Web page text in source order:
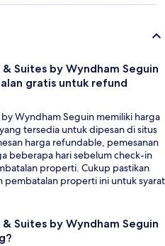
Suites by Wyndham Seguin
gratis untuk refund
by Wyndham Seguin memiliki harga
tersedia untuk dipesan di situs
harga refundable, pemesanan
beberapa hari sebelum check-in
properti. Cukup pastikan
pembatalan properti ini untuk syarat
Suites by Wyndham Seguin